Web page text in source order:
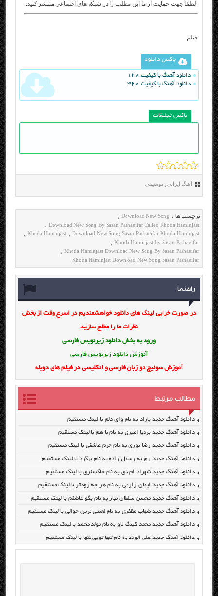
لطفا جهت حمایت از ما این مطلب را در شبکه های اجتماعی منتشر کنید.
فیلم
باکس دانلود
دانلود آهنگ با کیفیت 128
دانلود آهنگ با کیفیت 320
باکس تبلیغات
آهنگ ایرانی, موسیقی
برچسب ها : Download New Song
,
Download New Song By Sasan Pashaeifar Called Khoda Haminjast
,
Download New Song Sasan Pashaeifar Khoda Haminjast
,
Khoda Haminjast
,
Khoda Haminjast by Sasan Pashaeifar
,
Khoda Haminjast Download New Song By Sasan Pashaeifar
,
Khoda Haminjast Download New Song Sasan Pashaeifar
راهنما
در صورت خرابی لینک های دانلود خواهشمندیم در اسرع وقت از بخش
نظرات ما را مطلع سازید
ورود به بخش دانلود زیرنویس فارسی
آموزش دانلود زیرنویس فارسی
آموزش سوئیچ دو زبان فارسی و انگلیسی در فیلم های دوبله
مطالب مرتبط
دانلود آهنگ جدید باراد به نام وای دلم با لینک مستقیم
دانلود آهنگ جدید بردیا امیری به نام با هم با لینک مستقیم
دانلود آهنگ جدید رضا نوری به نام جرم عاشقی با لینک مستقیم
دانلود آهنگ جدید روزبه رسول زاده به نام برگرد با لینک مستقیم
دانلود آهنگ جدید شهراد ام دی به نام خاکستری با لینک مستقیم
دانلود آهنگ جدید ایمان زارعی به نام هر چه زودتر با لینک مستقیم
دانلود آهنگ جدید محسن سلطان تبار به نام بگو عاشقم با لینک مستقیم
دانلود آهنگ جدید شهاب مظفری به نام لعنتی ترین حوالی با لینک مستقیم
دانلود آهنگ جدید محمد کینگ لاو به نام تولد محمد با لینک مستقیم
دانلود آهنگ جدید علی الوند به نام تنها تویی تنها با لینک مستقیم